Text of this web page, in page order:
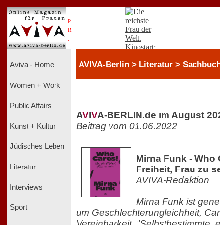
P
R
Aviva - Home
Women + Work
Public Affairs
Kunst + Kultur
Jüdisches Leben
Literatur
Interviews
Sport
AVIVA-Berlin > Literatur >
AVIVA-BERLIN.de im August
Beitrag vom 01.06.2022
Mirna Funk - Who
Freiheit, Frau zu
AVIVA-Redaktion
Mirna Funk ist
um Geschlechterungleichheit,